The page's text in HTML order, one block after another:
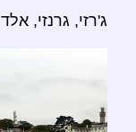
ג'רזי, גרנזי,